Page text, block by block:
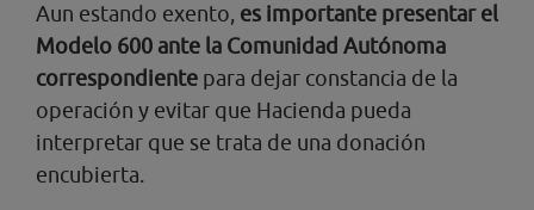
Aun estando exento, es importante presentar el
Modelo 600 ante la Comunidad Autónoma
correspondiente para dejar constancia de la
operación y evitar que Hacienda pueda
interpretar que se trata de una donación
encubierta.